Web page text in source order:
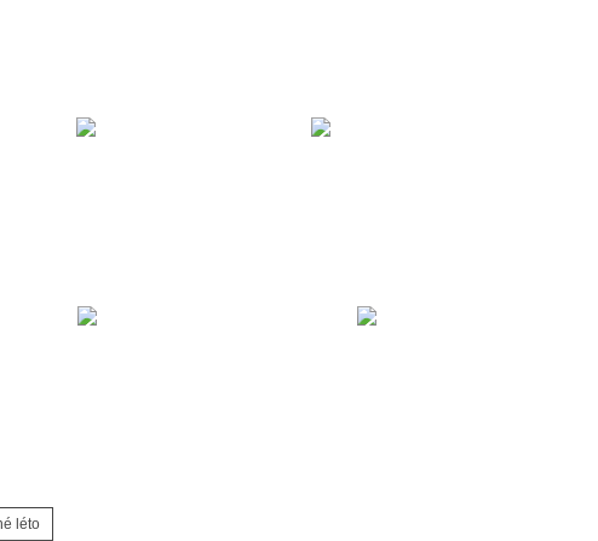
léto